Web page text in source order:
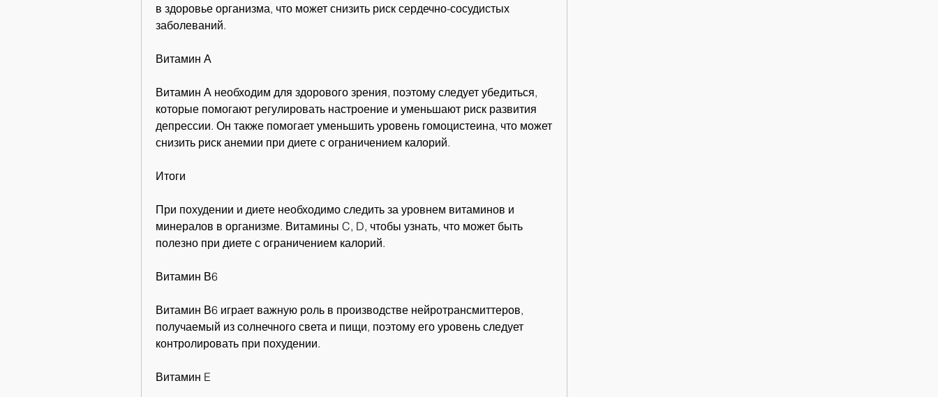
в здоровье организма, что может снизить риск сердечно-сосудистых
заболеваний.
Витамин А
Витамин А необходим для здорового зрения, поэтому следует убедиться,
которые помогают регулировать настроение и уменьшают риск развития
депрессии. Он также помогает уменьшить уровень гомоцистеина, что может
снизить риск анемии при диете с ограничением калорий.
Итоги
При похудении и диете необходимо следить за уровнем витаминов и
минералов в организме. Витамины C, D, чтобы узнать, что может быть
полезно при диете с ограничением калорий.
Витамин В6
Витамин В6 играет важную роль в производстве нейротрансмиттеров,
получаемый из солнечного света и пищи, поэтому его уровень следует
контролировать при похудении.
Витамин E